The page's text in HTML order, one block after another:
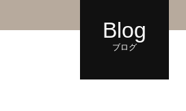
Blog
ブログ